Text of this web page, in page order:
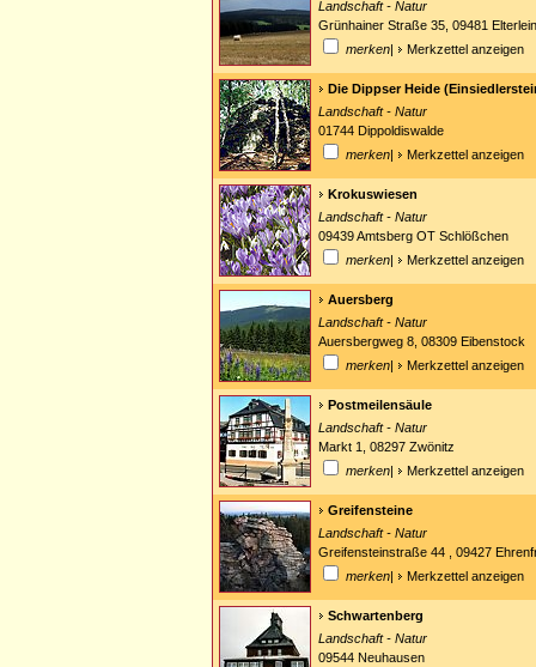
Landschaft - Natur
Grünhainer Straße 35, 09481 Elterlein
merken| Merkzettel anzeigen
Die Dippser Heide
Landschaft - Natur
01744 Dippoldiswalde
merken| Merkzettel anzeigen
Krokuswiesen
Landschaft - Natur
09439 Amtsberg OT Schlößchen
merken| Merkzettel anzeigen
Auersberg
Landschaft - Natur
Auersbergweg 8, 08309 Eibenstock
merken| Merkzettel anzeigen
Postmeilensäule
Landschaft - Natur
Markt 1, 08297 Zwönitz
merken| Merkzettel anzeigen
Greifensteine
Landschaft - Natur
Greifensteinstraße 44 , 09427
merken| Merkzettel anzeigen
Schwartenberg
Landschaft - Natur
09544 Neuhausen